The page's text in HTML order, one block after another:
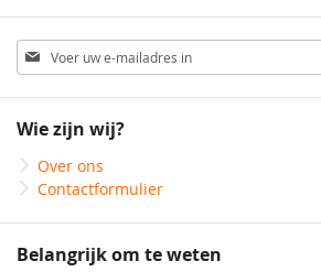
Abonneer
u
op
nieuwsbrief
Wie zijn wij?
Over ons
Contactformulier
Belangrijk om te weten